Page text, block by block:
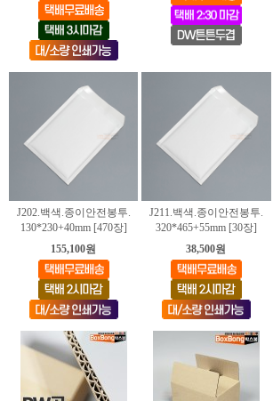
J202.백색.종이안전봉투.
130*230+40mm [470장]
155,100원
J211.백색.종이안전봉투.
320*465+55mm [30장]
38,500원